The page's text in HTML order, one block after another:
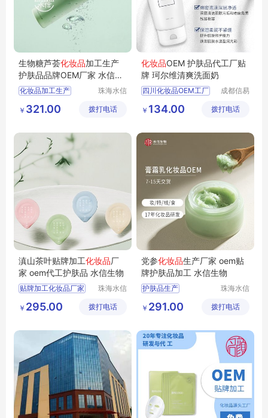
生物糖芦荟化妆品加工生产
护肤品品牌OEM厂家 水信生
物
化妆品加工生产
芦荟加工化妆品厂家
护肤品品牌OEM厂家
珠海水信
有限公司
￥ 321.00 拨打电话
化妆品OEM 护肤品代工厂贴
牌 珂尔维清爽洗面奶
四川化妆品OEM工厂
护肤品代加工
OEM工厂
成都信易
器械有限
￥ 134.00 拨打电话
滇山茶叶贴牌加工化妆品厂
家 oem代工护肤品 水信生物
贴牌加工化妆品厂家
odm化妆品代加工
oem代工护肤品
珠海水信
有限公司
￥ 295.00 拨打电话
党参化妆品生产厂家 oem贴
牌护肤品加工 水信生物
护肤品生产
贴牌代加工护肤品
党参化妆品生产厂家
珠海水信
有限公司
￥ 291.00 拨打电话